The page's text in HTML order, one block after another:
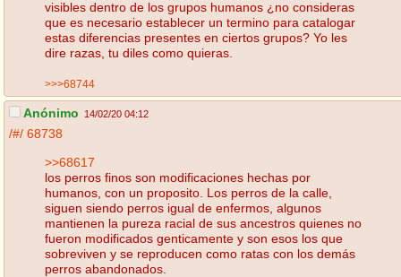
visibles dentro de los grupos humanos ¿no consideras
que es necesario establecer un termino para catalogar
estas diferencias presentes en ciertos grupos? Yo les
dire razas, tu diles como quieras.
>>>68744
Anónimo 14/02/20 04:12
/#/ 68738
>>68617
los perros finos son modificaciones hechas por
humanos, con un proposito. Los perros de la calle,
siguen siendo perros igual de enfermos, algunos
mantienen la pureza racial de sus ancestros quienes no
fueron modificados genticamente y son esos los que
sobreviven y se reproducen como ratas con los demás
perros abandonados.